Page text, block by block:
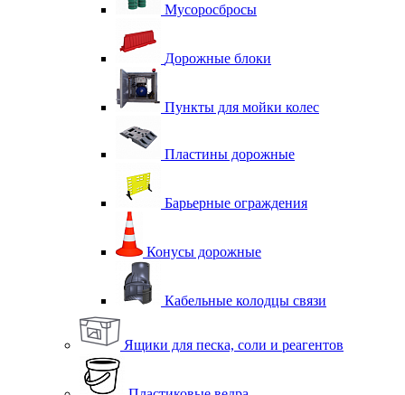
Мусоросбросы
Дорожные блоки
Пункты для мойки колес
Пластины дорожные
Барьерные ограждения
Конусы дорожные
Кабельные колодцы связи
Ящики для песка, соли и реагентов